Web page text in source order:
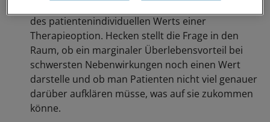
des patientenindividuellen Werts einer
Therapieoption. Hecken stellt die Frage in den
Raum, ob ein marginaler Überlebensvorteil bei
schwersten Nebenwirkungen noch einen Wert
darstelle und ob man Patienten nicht viel genauer
darüber aufklären müsse, was auf sie zukommen
könne.